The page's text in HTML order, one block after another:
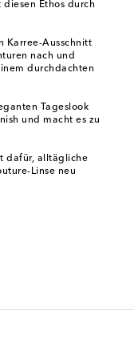
Ethos durch
Karree-Ausschnitt
nach und
durchdachten
Tageslook
und macht es zu
dafür, alltägliche
Linse neu